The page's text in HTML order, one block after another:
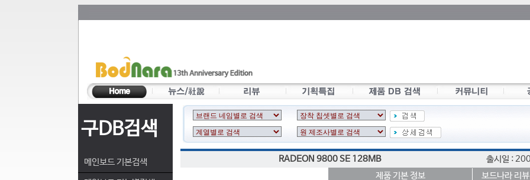
구DB검색
메인보드 기본검색 RADEON 9800 SE 128MB 출시일 :
제품 기본 정보 보드나라 리